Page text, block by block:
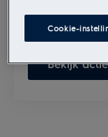
2026.
Bekijk actie
Cookie-